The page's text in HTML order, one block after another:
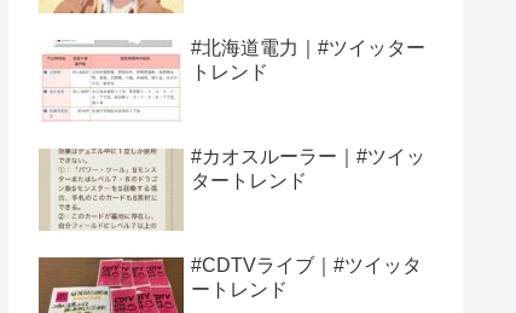
#北海道電力｜#ツイッター
トレンド
#カオスルーラー｜#ツイッ
タートレンド
#CDTVライブ｜#ツイッタ
ートレンド